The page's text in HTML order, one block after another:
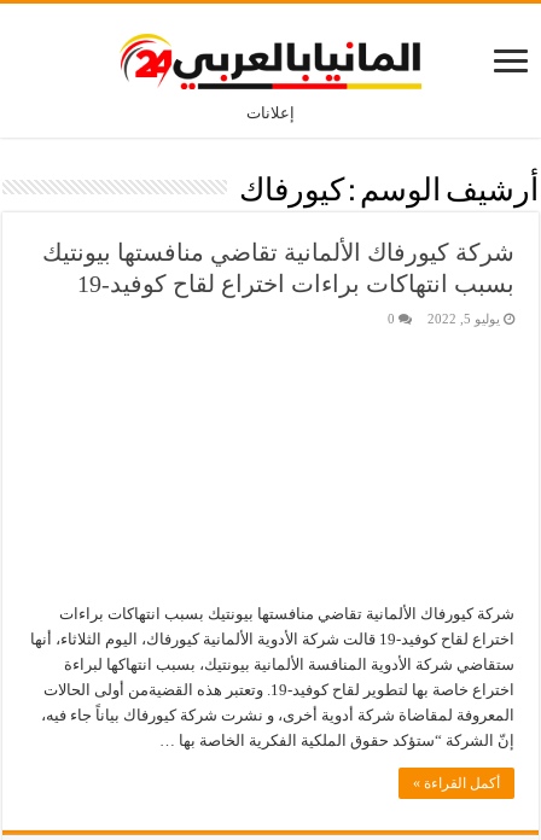
إعلانات
أرشيف الوسم : كيورفاك
شركة كيورفاك الألمانية تقاضي منافستها بيونتيك
بسبب انتهاكات براءات اختراع لقاح كوفيد-19
يوليو 5, 2022 0
شركة كيورفاك الألمانية تقاضي منافستها بيونتيك بسبب انتهاكات براءات
اختراع لقاح كوفيد-19 قالت شركة الأدوية الألمانية كيورفاك، اليوم الثلاثاء، أنها
ستقاضي شركة الأدوية المنافسة الألمانية بيونتيك، بسبب انتهاكها لبراءة
اختراع خاصة بها لتطوير لقاح كوفيد-19. وتعتبر هذه القضيةمن أولى الحالات
المعروفة لمقاضاة شركة أدوية أخرى، و نشرت شركة كيورفاك بياناً جاء فيه،
إنّ الشركة “ستؤكد حقوق الملكية الفكرية الخاصة بها …
أكمل القراءة »